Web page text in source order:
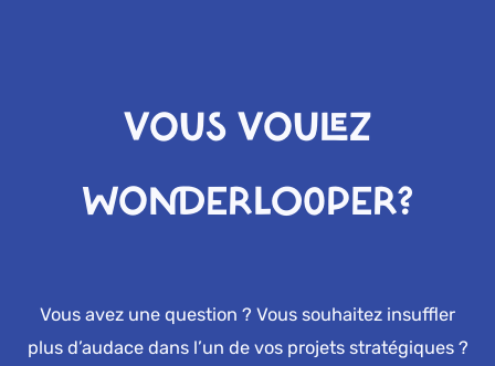
VOUS VOULEZ
WONDERLOOPER?
Vous avez une question ? Vous souhaitez insuffler
plus d’audace dans l’un de vos projets stratégiques ?